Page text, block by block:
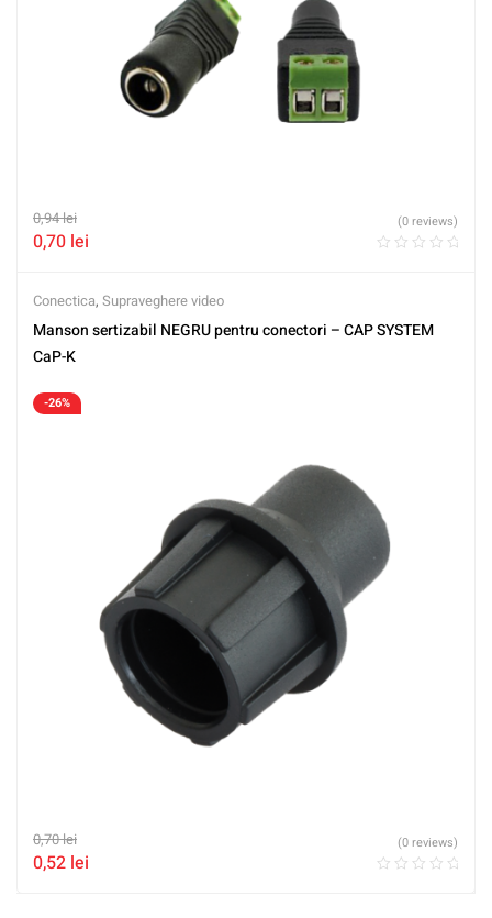
0,94lei
0,70 lei
(0 reviews)
Conectica, Supraveghere video
Manson sertizabil NEGRU pentru conectori – CAP SYSTEM
CaP-K
-26%
0,70lei
0,52 lei
(0 reviews)